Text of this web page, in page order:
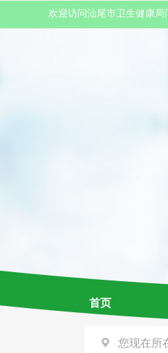
欢迎访问汕尾市卫生健康局
首页
您现在所